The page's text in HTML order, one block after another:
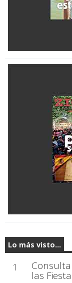
Lo más visto...
1
las